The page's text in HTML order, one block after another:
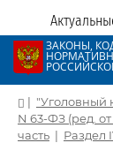
ЗАКОНЫ,
| "Уголовный
N 63-ФЗ (ред. от
часть | Раздел